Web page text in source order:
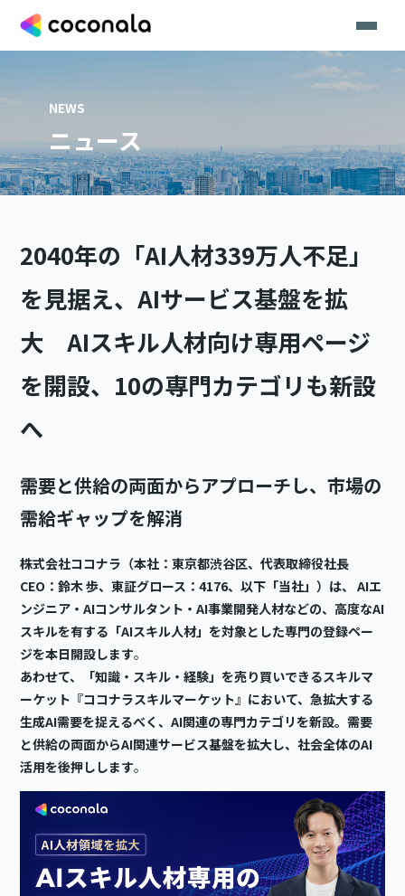
NEWS
ニュース
2040年の「AI人材339万人不足」
を見据え、AIサービス基盤を拡
大 AIスキル人材向け専用ページ
を開設、10の専門カテゴリも新設
へ
需要と供給の両面からアプローチし、市場の
需給ギャップを解消
株式会社ココナラ（本社：東京都渋谷区、代表取締役社長
CEO：鈴木 歩、東証グロース：4176、以下「当社」）は、 AIエ
ンジニア・AIコンサルタント・AI事業開発人材などの、高度なAI
スキルを有する「AIスキル人材」を対象とした専門の登録ペー
ジを本日開設します。
あわせて、「知識・スキル・経験」を売り買いできるスキルマ
ーケット『ココナラスキルマーケット』において、急拡大する
生成AI需要を捉えるべく、AI関連の専門カテゴリを新設。需要
と供給の両面からAI関連サービス基盤を拡大し、社会全体のAI
活用を後押しします。